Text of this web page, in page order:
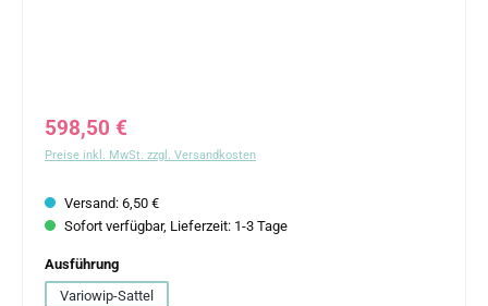
Regulärer Preis:
598,50 €
Preise inkl. MwSt. zzgl. Versandkosten
Versand: 6,50 €
Sofort verfügbar, Lieferzeit: 1-3 Tage
Ausführungauswählen
Variowip-Sattel